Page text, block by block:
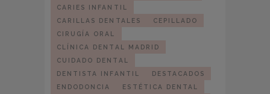
CARIES INFANTIL
CARILLAS DENTALES
CEPILLADO
CIRUGÍA ORAL
CLÍNICA DENTAL MADRID
CUIDADO DENTAL
DENTISTA INFANTIL
DESTACADOS
ENDODONCIA
ESTÉTICA DENTAL